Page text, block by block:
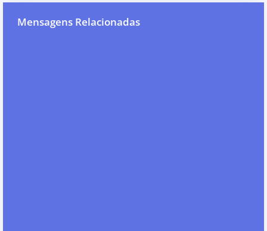
Mensagens Relacionadas